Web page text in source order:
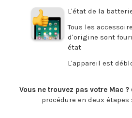
L'état de la
Tous les
d'origine sont
état
L'appareil est
Vous ne trouvez pas votre Mac ?
procédure en deux étapes :